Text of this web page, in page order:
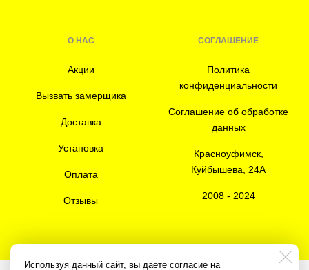
Используя данный сайт, вы даете согласие на
О НАС
Акции
Вызвать замерщика
Доставка
Установка
Оплата
Отзывы
СОГЛАШЕНИЕ
Политика
конфиденциальности
Соглашение об обработке
данных
Красноуфимск,
Куйбышева, 24А
2008 - 2024